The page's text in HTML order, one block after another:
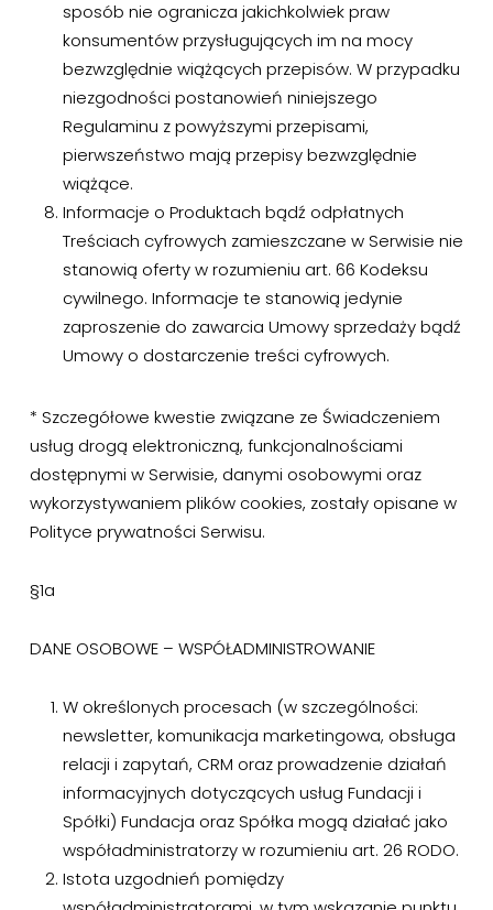
sposób nie ogranicza jakichkolwiek praw
konsumentów przysługujących im na mocy
bezwzględnie wiążących przepisów. W przypadku
niezgodności postanowień niniejszego
Regulaminu z powyższymi przepisami,
pierwszeństwo mają przepisy bezwzględnie
wiążące.
Informacje o Produktach bądź odpłatnych
Treściach cyfrowych zamieszczane w Serwisie nie
stanowią oferty w rozumieniu art. 66 Kodeksu
cywilnego. Informacje te stanowią jedynie
zaproszenie do zawarcia Umowy sprzedaży bądź
Umowy o dostarczenie treści cyfrowych.
* Szczegółowe kwestie związane ze Świadczeniem
usług drogą elektroniczną, funkcjonalnościami
dostępnymi w Serwisie, danymi osobowymi oraz
wykorzystywaniem plików cookies, zostały opisane w
Polityce prywatności Serwisu.
§1a
DANE OSOBOWE – WSPÓŁADMINISTROWANIE
W określonych procesach (w szczególności:
newsletter, komunikacja marketingowa, obsługa
relacji i zapytań, CRM oraz prowadzenie działań
informacyjnych dotyczących usług Fundacji i
Spółki) Fundacja oraz Spółka mogą działać jako
współadministratorzy w rozumieniu art. 26 RODO.
Istota uzgodnień pomiędzy